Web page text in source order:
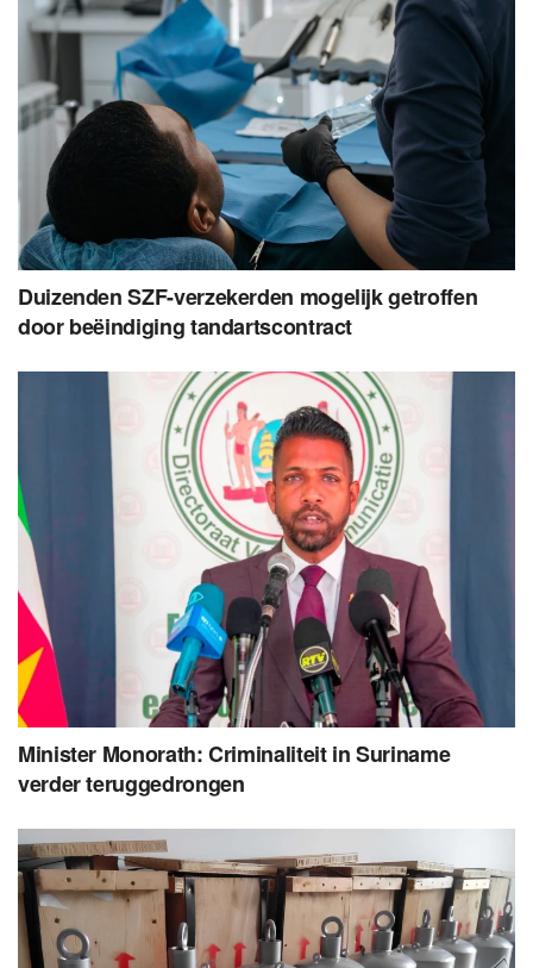
Duizenden SZF-verzekerden mogelijk getroffen
door beëindiging tandartscontract
Minister Monorath: Criminaliteit in Suriname
verder teruggedrongen